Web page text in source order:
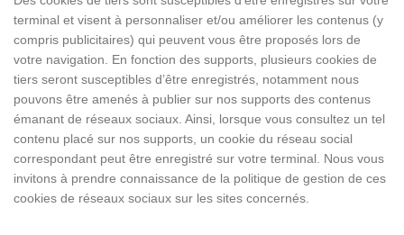
terminal et visent à personnaliser et/ou améliorer les contenus (y
compris publicitaires) qui peuvent vous être proposés lors de
votre navigation. En fonction des supports, plusieurs cookies de
tiers seront susceptibles d’être enregistrés, notamment nous
pouvons être amenés à publier sur nos supports des contenus
émanant de réseaux sociaux. Ainsi, lorsque vous consultez un tel
contenu placé sur nos supports, un cookie du réseau social
correspondant peut être enregistré sur votre terminal. Nous vous
invitons à prendre connaissance de la politique de gestion de ces
cookies de réseaux sociaux sur les sites concernés.